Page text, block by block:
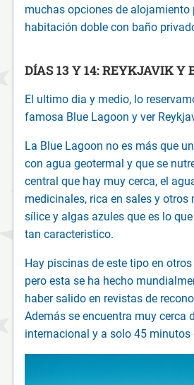
muchas opciones de alojamiento
habitación doble con baño
DÍAS 13 Y 14: REYKJAVIK Y
El ultimo dia y medio, lo
famosa Blue Lagoon y ver
La Blue Lagoon no es más que
con agua geotermal y que se
central que hay muy cerca, el
medicinales, rica en sales y otros
sílice y algas azules que es lo
tan caracteristico.
Hay piscinas de este tipo en
pero esta se ha hecho
haber salido en revistas de
Además se encuentra muy cerca
internacional y a solo 45 minutos